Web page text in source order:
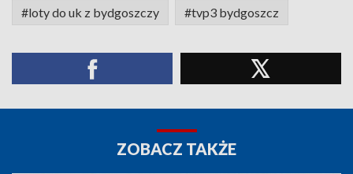
#loty do uk z bydgoszczy #tvp3 bydgoszcz
ZOBACZ TAKŻE